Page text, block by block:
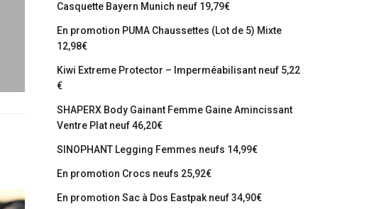
Casquette Bayern Munich neuf 19,79€
En promotion PUMA Chaussettes (Lot de 5) Mixte
12,98€
Kiwi Extreme Protector – Imperméabilisant neuf 5,22
€
SHAPERX Body Gainant Femme Gaine Amincissant
Ventre Plat neuf 46,20€
SINOPHANT Legging Femmes neufs 14,99€
En promotion Crocs neufs 25,92€
En promotion Sac à Dos Eastpak neuf 34,90€